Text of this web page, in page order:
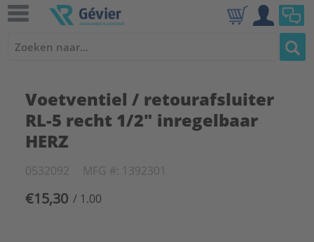
Voetventiel / retourafsluiter
RL-5 recht 1/2" inregelbaar
HERZ
0532092 MFG #: 1392301
€15,30 / 1.00